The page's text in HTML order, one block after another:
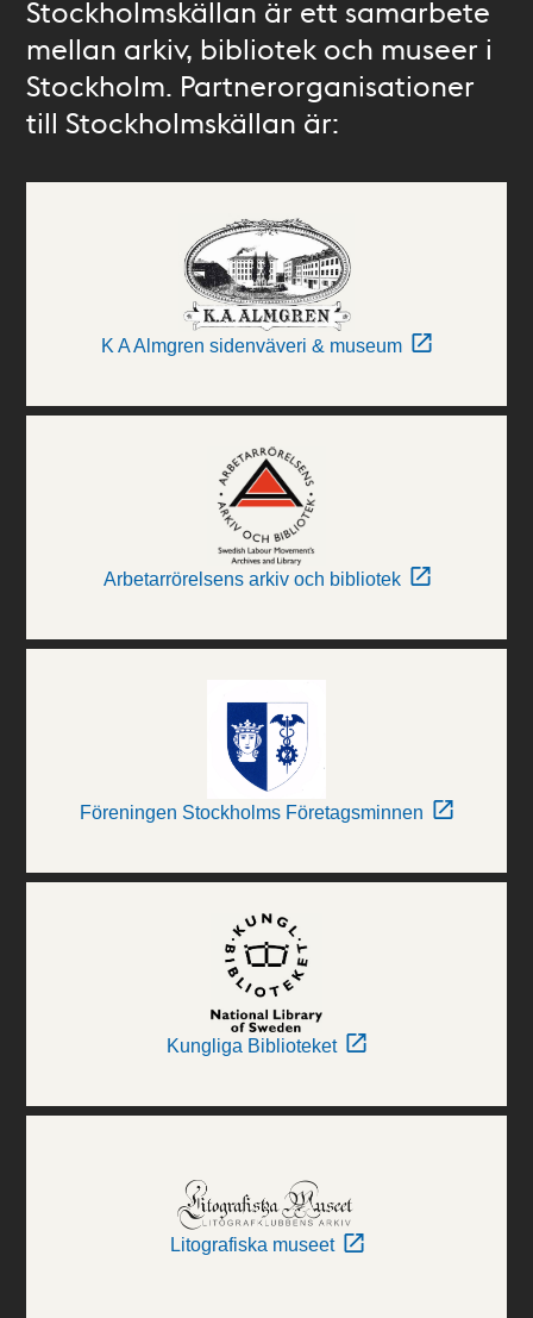
Stockholmskällan är ett samarbete
mellan arkiv, bibliotek och museer i
Stockholm. Partnerorganisationer
till Stockholmskällan är:
K A Almgren sidenväveri & museum
Arbetarrörelsens arkiv och bibliotek
Föreningen Stockholms Företagsminnen
Kungliga Biblioteket
Litografiska museet